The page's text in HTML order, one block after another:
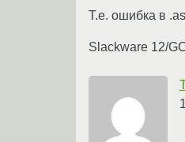
Т.е. ошибка в
Slackware 12/